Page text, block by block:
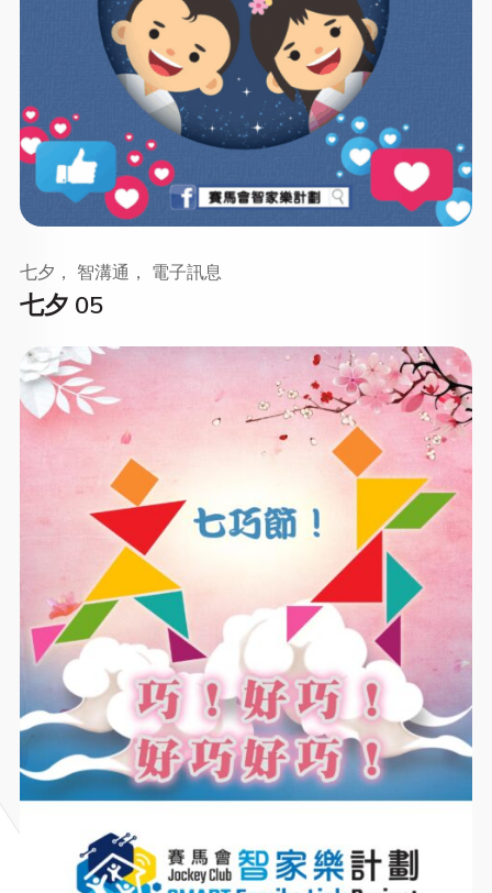
七夕 05
七夕， 智溝通， 電子訊息